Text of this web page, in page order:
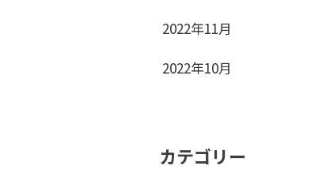
2022年11月
2022年10月
カテゴリー